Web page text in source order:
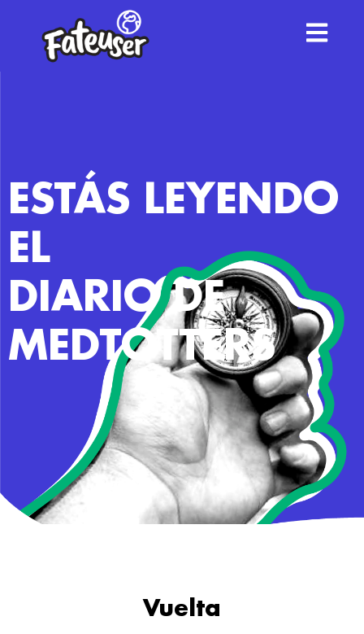
ESTÁS LEYENDO
EL
DIARIO DE
MEDTOTTERS
Vuelta